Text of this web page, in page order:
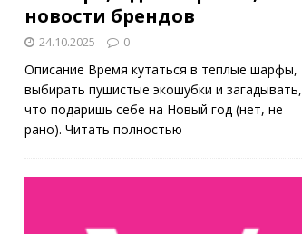
новости брендов
24.10.2025 0
Описание Время кутаться в теплые шарфы,
выбирать пушистые экошубки и загадывать,
что подаришь себе на Новый год (нет, не
рано). Читать полностью